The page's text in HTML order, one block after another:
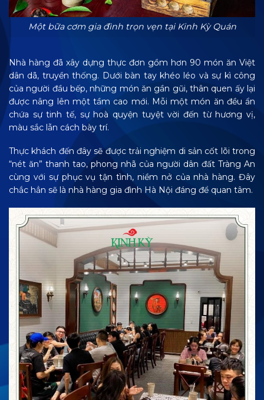
Một bữa cơm gia đình trọn vẹn tại Kinh Kỳ Quán
Nhà hàng đã xây dựng thực đơn gồm hơn 90 món ăn Việt
dân dã, truyền thống. Dưới bàn tay khéo léo và sự kì công
của người đầu bếp, những món ăn gần gũi, thân quen ấy lại
được nâng lên một tầm cao mới. Mỗi một món ăn đều ẩn
chứa sự tinh tế, sự hoà quyện tuyệt vời đến từ hương vị,
màu sắc lẫn cách bày trí.
Thực khách đến đây sẽ được trải nghiệm di sản cốt lõi trong
“nét ăn” thanh tao, phong nhã của người dân đất Tràng An
cùng với sự phục vụ tận tình, niềm nở của nhà hàng. Đây
chắc hẳn sẽ là nhà hàng gia đình Hà Nội đáng để quan tâm.